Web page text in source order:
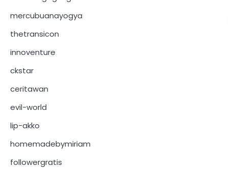
mercubuanayogya
thetransicon
innoventure
ckstar
ceritawan
evil-world
lip-akko
homemadebymiriam
followergratis